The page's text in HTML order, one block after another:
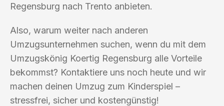
Regensburg nach Trento anbieten.
Also, warum weiter nach anderen
Umzugsunternehmen suchen, wenn du mit dem
Umzugskönig Koertig Regensburg alle Vorteile
bekommst? Kontaktiere uns noch heute und wir
machen deinen Umzug zum Kinderspiel –
stressfrei, sicher und kostengünstig!